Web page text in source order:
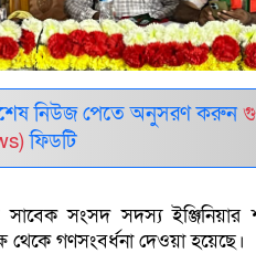
নিউজ পেতে অনুসরণ করুন
ফিডটি
সংসদ সদস্য ইঞ্জিনিয়ার
গণসংবর্ধনা দেওয়া হয়েছে।